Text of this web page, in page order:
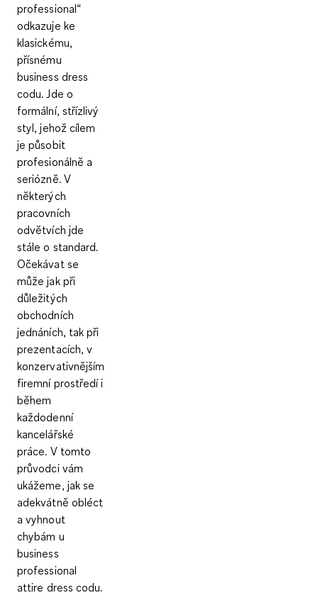
professional“
odkazuje ke
klasickému,
přísnému
business dress
codu. Jde o
formální, střízlivý
styl, jehož cílem
je působit
profesionálně a
seriózně. V
některých
pracovních
odvětvích jde
stále o standard.
Očekávat se
může jak při
důležitých
obchodních
jednáních, tak při
prezentacích, v
konzervativnějším
firemní prostředí i
během
každodenní
kancelářské
práce. V tomto
průvodci vám
ukážeme, jak se
adekvátně obléct
a vyhnout
chybám u
business
professional
attire dress codu.